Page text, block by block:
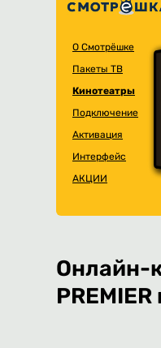
О Смотрёшке
Пакеты ТВ
Кинотеатры
Подключение
Активация
Интерфейс
АКЦИИ
Онлайн-